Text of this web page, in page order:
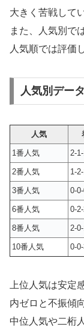
大きく苦戦して
また、人気別で
人気順では評価
人気別データ
人気
1番人気 2-
2番人気 1-
3番人気 0-
6番人気 0-
8番人気 2-
10番人気 0-
上位人気は安定
内ゼロと不振傾
中位人気や二桁